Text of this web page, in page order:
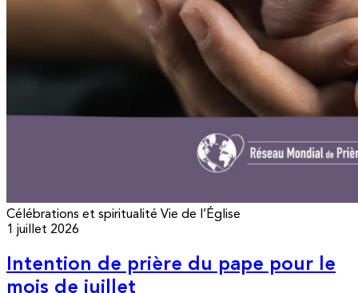
Célébrations et spiritualité Vie de l’Église
1 juillet 2026
Intention de prière du pape pour le
mois de juillet